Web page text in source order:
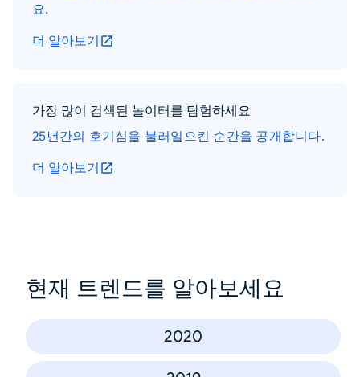
요.
더 알아보기
가장 많이 검색된 놀이터를 탐험하세요
25년간의 호기심을 불러일으킨 순간을 공개합니다.
더 알아보기
현재 트렌드를 알아보세요
2020